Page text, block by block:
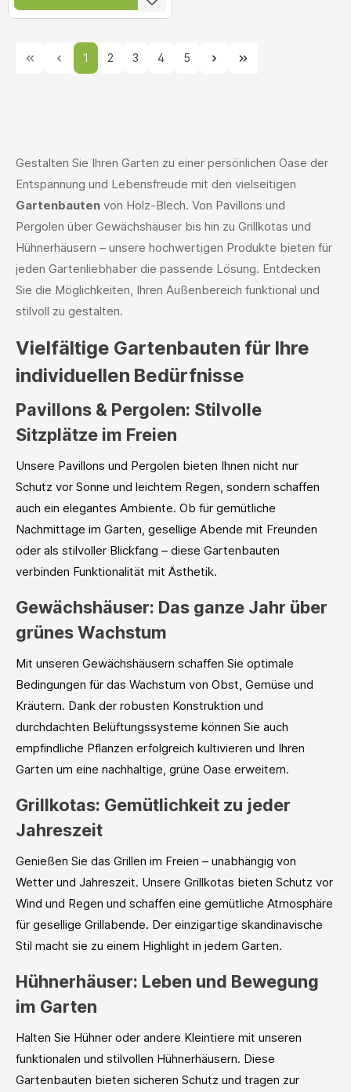
1 2 3 4 5
Gestalten Sie Ihren Garten zu einer persönlichen Oase der
Entspannung und Lebensfreude mit den vielseitigen
Gartenbauten von Holz-Blech. Von Pavillons und
Pergolen über Gewächshäuser bis hin zu Grillkotas und
Hühnerhäusern – unsere hochwertigen Produkte bieten für
jeden Gartenliebhaber die passende Lösung. Entdecken
Sie die Möglichkeiten, Ihren Außenbereich funktional und
stilvoll zu gestalten.
Vielfältige Gartenbauten für Ihre
individuellen Bedürfnisse
Pavillons & Pergolen: Stilvolle
Sitzplätze im Freien
Unsere Pavillons und Pergolen bieten Ihnen nicht nur
Schutz vor Sonne und leichtem Regen, sondern schaffen
auch ein elegantes Ambiente. Ob für gemütliche
Nachmittage im Garten, gesellige Abende mit Freunden
oder als stilvoller Blickfang – diese Gartenbauten
verbinden Funktionalität mit Ästhetik.
Gewächshäuser: Das ganze Jahr über
grünes Wachstum
Mit unseren Gewächshäusern schaffen Sie optimale
Bedingungen für das Wachstum von Obst, Gemüse und
Kräutern. Dank der robusten Konstruktion und
durchdachten Belüftungssysteme können Sie auch
empfindliche Pflanzen erfolgreich kultivieren und Ihren
Garten um eine nachhaltige, grüne Oase erweitern.
Grillkotas: Gemütlichkeit zu jeder
Jahreszeit
Genießen Sie das Grillen im Freien – unabhängig von
Wetter und Jahreszeit. Unsere Grillkotas bieten Schutz vor
Wind und Regen und schaffen eine gemütliche Atmosphäre
für gesellige Grillabende. Der einzigartige skandinavische
Stil macht sie zu einem Highlight in jedem Garten.
Hühnerhäuser: Leben und Bewegung
im Garten
Halten Sie Hühner oder andere Kleintiere mit unseren
funktionalen und stilvollen Hühnerhäusern. Diese
Gartenbauten bieten sicheren Schutz und tragen zur